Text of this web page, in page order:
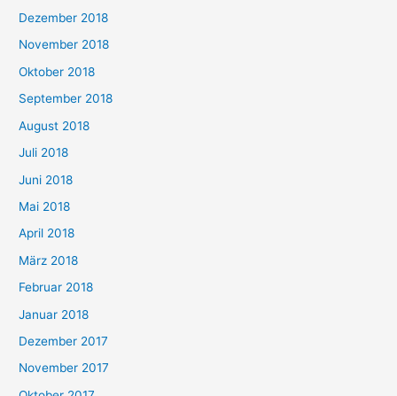
Dezember 2018
November 2018
Oktober 2018
September 2018
August 2018
Juli 2018
Juni 2018
Mai 2018
April 2018
März 2018
Februar 2018
Januar 2018
Dezember 2017
November 2017